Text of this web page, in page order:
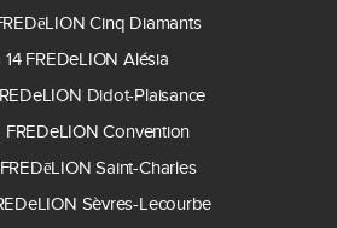
Cinq Diamants
14 FREDeLION Alésia
Didot-Plaisance
FREDeLION Convention
Saint-Charles
Sèvres-Lecourbe